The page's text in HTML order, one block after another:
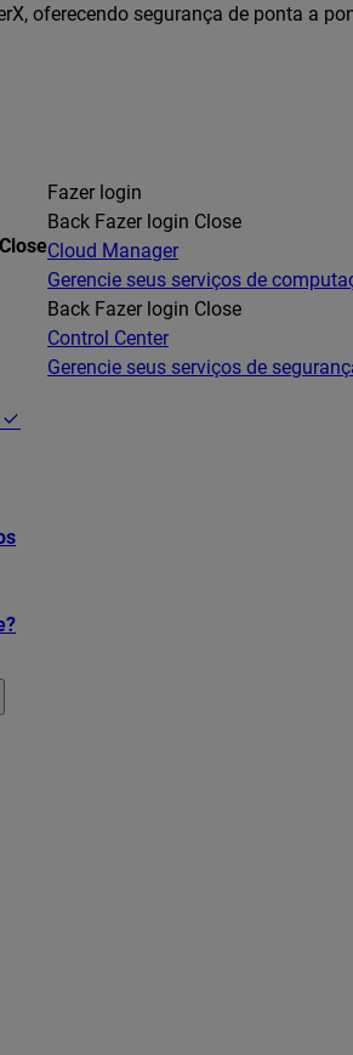
oferecendo segurança de ponta a
Close
Fazer login
Back Fazer login Close
Cloud Manager
Gerencie seus serviços de
Back Fazer login Close
Control Center
Gerencie seus serviços de